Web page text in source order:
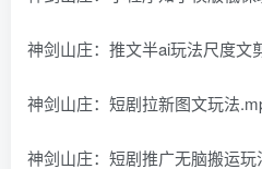
神剑山庄：推文半ai玩法尺度文
神剑山庄：短剧拉新图文玩法
神剑山庄：短剧推广无脑搬运玩